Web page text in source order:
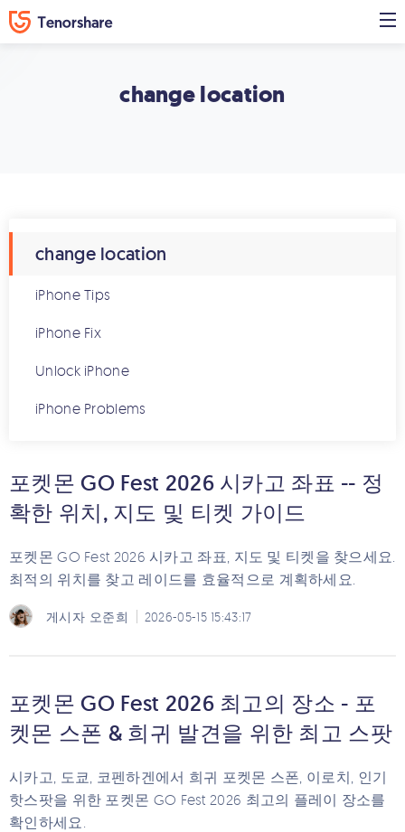
change location
change location
iPhone Tips
iPhone Fix
Unlock iPhone
iPhone Problems
포켓몬 GO Fest 2026 시카고 좌표 -- 정
확한 위치, 지도 및 티켓 가이드
포켓몬 GO Fest 2026 시카고 좌표, 지도 및 티켓을 찾으세요.
최적의 위치를 찾고 레이드를 효율적으로 계획하세요.
게시자 오준희 2026-05-15 15:43:17
포켓몬 GO Fest 2026 최고의 장소 - 포
켓몬 스폰 & 희귀 발견을 위한 최고 스팟
시카고, 도쿄, 코펜하겐에서 희귀 포켓몬 스폰, 이로치, 인기
핫스팟을 위한 포켓몬 GO Fest 2026 최고의 플레이 장소를
확인하세요.